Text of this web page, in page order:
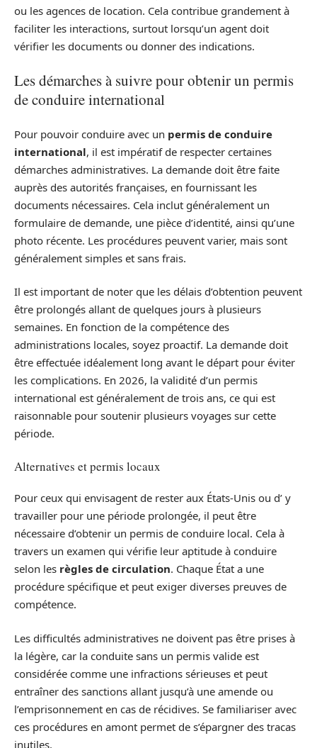
ou les agences de location. Cela contribue grandement à
faciliter les interactions, surtout lorsqu’un agent doit
vérifier les documents ou donner des indications.
Les démarches à suivre pour obtenir un permis
de conduire international
Pour pouvoir conduire avec un permis de conduire
international, il est impératif de respecter certaines
démarches administratives. La demande doit être faite
auprès des autorités françaises, en fournissant les
documents nécessaires. Cela inclut généralement un
formulaire de demande, une pièce d’identité, ainsi qu’une
photo récente. Les procédures peuvent varier, mais sont
généralement simples et sans frais.
Il est important de noter que les délais d’obtention peuvent
être prolongés allant de quelques jours à plusieurs
semaines. En fonction de la compétence des
administrations locales, soyez proactif. La demande doit
être effectuée idéalement long avant le départ pour éviter
les complications. En 2026, la validité d’un permis
international est généralement de trois ans, ce qui est
raisonnable pour soutenir plusieurs voyages sur cette
période.
Alternatives et permis locaux
Pour ceux qui envisagent de rester aux États-Unis ou d’ y
travailler pour une période prolongée, il peut être
nécessaire d’obtenir un permis de conduire local. Cela à
travers un examen qui vérifie leur aptitude à conduire
selon les règles de circulation. Chaque État a une
procédure spécifique et peut exiger diverses preuves de
compétence.
Les difficultés administratives ne doivent pas être prises à
la légère, car la conduite sans un permis valide est
considérée comme une infractions sérieuses et peut
entraîner des sanctions allant jusqu’à une amende ou
l’emprisonnement en cas de récidives. Se familiariser avec
ces procédures en amont permet de s’épargner des tracas
inutiles.